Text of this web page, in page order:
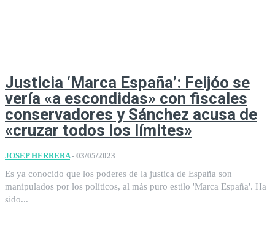
Justicia ‘Marca España’: Feijóo se
vería «a escondidas» con fiscales
conservadores y Sánchez acusa de
«cruzar todos los límites»
JOSEP HERRERA - 03/05/2023
Es ya conocido que los poderes de la justica de España son
manipulados por los políticos, al más puro estilo 'Marca España'. Ha
sido...